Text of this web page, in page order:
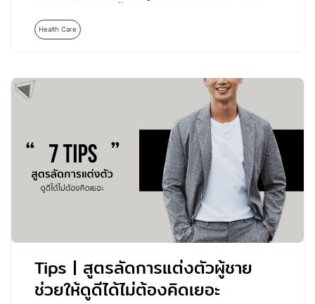
Health Care
Tips | สูตรลัดการแต่งตัวผู้ชาย
ช่วยให้ดูดีได้ไม่ต้องคิดเยอะ